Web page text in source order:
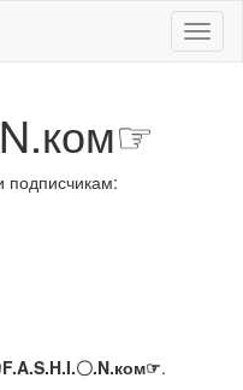
подписчикам:
〇.N.ком☞.